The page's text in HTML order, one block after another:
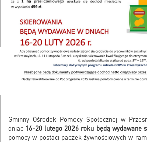
Gminny Ośrodek Pomocy Społecznej w
dniac 16-20 lutego 2026 roku będą wydawane
pomocy w postaci paczek żywnościowych w